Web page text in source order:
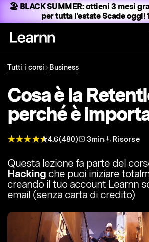
🏖️ BLACK SUMMER:ottieni 3 mesi
per tutta l'estateScade oggi!
Tutti i corsi Business
Cosa è la
perché è
4.6(480) 3min Risorse
Questa lezione fa parte del
Hacking che puoi iniziare
creando il tuo account Learnn
email (senza carta di credito)